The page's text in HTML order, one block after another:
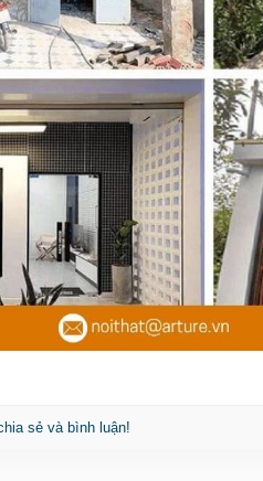
nhà cấp 4 đẹp dưới 100 triệu
lựa chọn!
va-thi-cong/thi-cong-noi-that/dich-
#caitaonhacap4
#arturedesign
sẻ và bình luận!